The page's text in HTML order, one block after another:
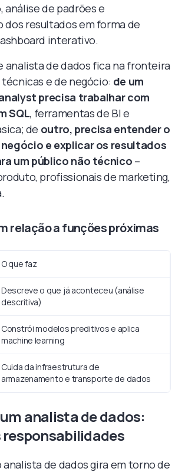
análise de padrões e
dos resultados em forma de
interativo.
analista de dados fica na fronteira
e de negócio: de um
precisa trabalhar com
SQL, ferramentas de BI e
de outro, precisa entender o
e explicar os resultados
um público não técnico –
profissionais de marketing,
relação a funções próximas
O que faz
Descreve o que já aconteceu (análise
descritiva)
Constrói modelos preditivos e aplica
machine learning
Cuida da infraestrutura de
armazenamento e transporte de dados
analista de dados:
de dados gira em torno de